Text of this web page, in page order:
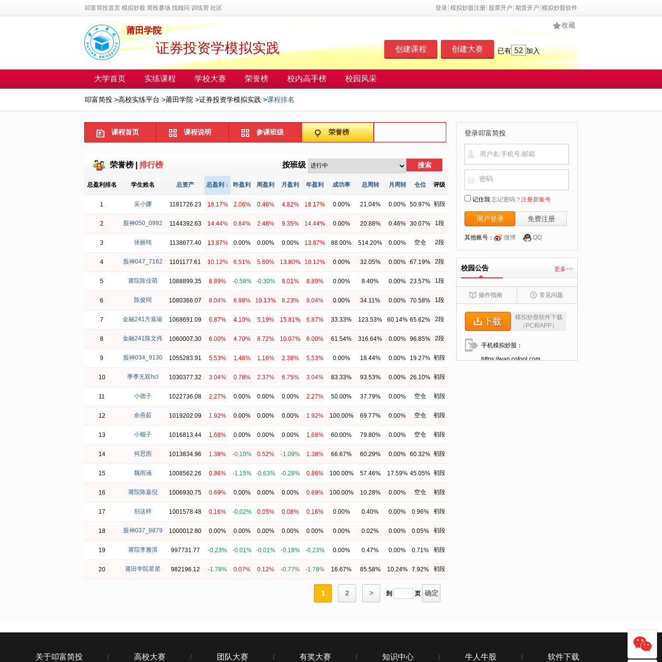
叩富简投首页 模拟炒股 简投赛场 找顾问 训练营 社区 登录 模拟炒股注册 股票开户 期货开户 模拟炒股软件
莆田学院
证券投资学模拟实践
收藏
创建课程 创建大赛 已有 52 加入
大学首页 实练课程 学校大赛 荣誉榜 校内高手榜 校园风采
叩富简投 >高校实练平台 >莆田学院 >证券投资学模拟实践 >课程排名
课程首页 课程说明 参课班级 荣誉榜
荣誉榜 排行榜 按班级 搜索
总盈利排名 学生姓名 总资产 总盈利 ↓ 昨盈利 周盈利 月盈利 年盈利 成功率 总周转 月周转 仓位 评级
1 吴小娜 1181726.23 18.17% 2.06% 0.46% 4.82% 18.17% 0.00% 21.04% 0.00% 50.97% 初段
2 股神050_0992 1144392.63 14.44% 0.84% 2.48% 9.35% 14.44% 0.00% 20.88% 0.46% 30.07% 1段
3 张丽纯 1138677.40 13.87% 0.00% 0.00% 0.00% 13.87% 88.00% 514.20% 0.00% 空仓 2段
4 股神047_7162 1101177.61 10.12% 6.51% 5.60% 13.80% 10.12% 0.00% 32.05% 0.00% 67.19% 2段
5 莆院陈佳萌 1088899.35 8.89% -0.58% -0.30% 8.01% 8.89% 0.00% 8.40% 0.00% 23.57% 1段
6 陈俊同 1080366.07 8.04% 6.98% 10.13% 8.23% 8.04% 0.00% 34.11% 0.00% 70.58% 1段
7 金融241方嘉瑜 1068691.09 6.87% 4.10% 5.19% 15.81% 6.87% 33.33% 123.53% 60.14% 65.62% 2段
8 金融241陈文伟 1060007.30 6.00% 4.70% 8.72% 10.07% 6.00% 61.54% 316.64% 0.00% 96.85% 2段
9 股神034_9130 1055283.91 5.53% 1.46% 1.16% 2.38% 5.53% 0.00% 18.44% 0.00% 19.27% 初段
10 季季无双hcl 1030377.32 3.04% 0.78% 2.37% 6.75% 3.04% 83.33% 93.53% 0.00% 26.10% 初段
11 小德子 1022736.08 2.27% 0.00% 0.00% 0.00% 2.27% 50.00% 37.79% 0.00% 空仓 初段
12 余燕茹 1019202.09 1.92% 0.00% 0.00% 0.00% 1.92% 100.00% 69.77% 0.00% 空仓 初段
13 小顺子 1016813.44 1.68% 0.00% 0.00% 0.00% 1.68% 60.00% 79.80% 0.00% 空仓 初段
14 何思雨 1013834.96 1.38% -0.10% 0.52% -1.09% 1.38% 66.67% 60.29% 0.00% 60.32% 初段
15 魏雨涵 1008562.26 0.86% -1.15% -0.63% -0.28% 0.86% 100.00% 57.46% 17.59% 45.05% 初段
16 莆院陈嘉倪 1006930.75 0.69% 0.00% 0.00% 0.00% 0.69% 100.00% 10.28% 0.00% 空仓 初段
17 别这样 1001578.48 0.16% -0.02% 0.05% 0.08% 0.16% 0.00% 0.40% 0.00% 0.96% 初段
18 股神037_8879 1000012.80 0.00% 0.00% 0.00% 0.00% 0.00% 0.00% 0.02% 0.00% 0.05% 初段
19 莆院李雅淇 997731.77 -0.23% -0.01% -0.01% -0.18% -0.23% 0.00% 0.47% 0.00% 0.71% 初段
20 莆田学院星星 982196.12 -1.78% 0.07% 0.12% -0.77% -1.78% 16.67% 85.58% 10.24% 7.92% 初段
1 2 > 到 页 确定
登录叩富简投
密码
记住我 忘记密码？ 注册新账号
其他账号： 微博 QQ
校园公告 更多>>
操作指南 常见问题
模拟炒股软件下载
（PC和APP）
手机模拟炒股：
https://wap.cofool.com
关于叩富简投 / 高校大赛 / 团队大赛 / 有奖大赛 / 知识中心 / 牛人牛股 / 软件下载